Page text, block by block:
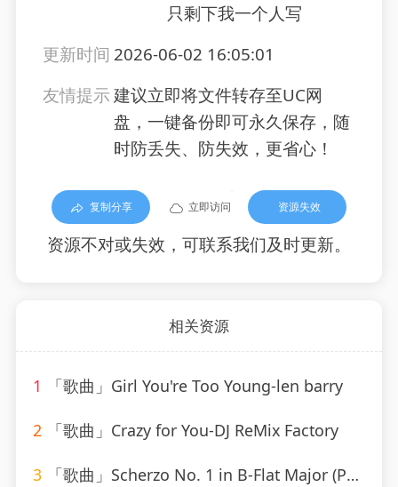
只剩下我一个人写
更新时间 2026-06-02 16:05:01
友情提示建议立即将文件转存至UC网
盘，一键备份即可永久保存，随
时防丢失、防失效，更省心！
复制分享 立即访问 资源失效
资源不对或失效，可联系我们及时更新。
相关资源
1 「歌曲」Girl You're Too Young-len barry
2 「歌曲」Crazy for You-DJ ReMix Factory
3 「歌曲」Scherzo No. 1 in B-Flat Major (Posthumous) D.593-Paul de Conne、Peter Phillips